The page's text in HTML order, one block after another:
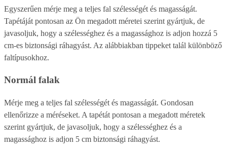
Egyszerűen mérje meg a teljes fal szélességét és magasságát.
Tapétáját pontosan az Ön megadott méretei szerint gyártjuk, de
javasoljuk, hogy a szélességhez és a magassághoz is adjon hozzá 5
cm-es biztonsági ráhagyást. Az alábbiakban tippeket talál különböző
faltípusokhoz.
Normál falak
Mérje meg a teljes fal szélességét és magasságát. Gondosan
ellenőrizze a méréseket. A tapétát pontosan a megadott méretek
szerint gyártjuk, de javasoljuk, hogy a szélességhez és a
magassághoz is adjon 5 cm biztonsági ráhagyást.